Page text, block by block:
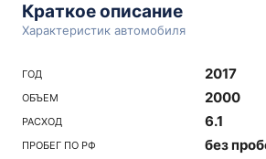
Краткое описание
Характеристик автомобиля
ГОД 2017
ОБЪЕМ 2000
РАСХОД 6.1
ПРОБЕГ ПО РФ без